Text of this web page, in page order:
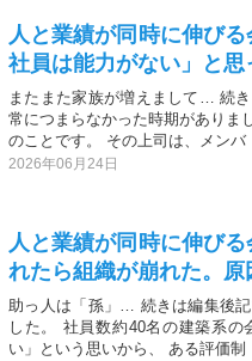
人と業績が同時に伸び
社員は能力がない」と
またまた家族が増えまして… 続
常につまらなかった時期がありま
のことです。 その上司は、メンバ
2026年06月24日
人と業績が同時に伸び
れたら組織が崩れた。
助っ人は「孫」… 続きは編集後
した。 社員数約40名の建築系
い」という思いから、 ある評価制